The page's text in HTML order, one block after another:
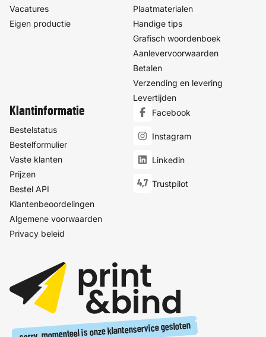
Vacatures
Eigen productie
Plaatmaterialen
Handige tips
Grafisch woordenboek
Aanlevervoorwaarden
Betalen
Verzending en levering
Levertijden
Klantinformatie
Bestelstatus
Bestelformulier
Vaste klanten
Prijzen
Bestel API
Klantenbeoordelingen
Algemene voorwaarden
Privacy beleid
Facebook
Instagram
Linkedin
4,7 Trustpilot
sorry, momenteel is onze klantenservice gesloten